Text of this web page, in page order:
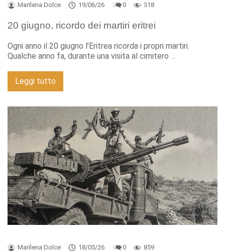
Marilena Dolce 19/06/26 0 318
20 giugno, ricordo dei martiri eritrei
Ogni anno il 20 giugno l’Eritrea ricorda i propri martiri.
Qualche anno fa, durante una visita al cimitero …
Leggi tutto
Marilena Dolce 18/05/26 0 859